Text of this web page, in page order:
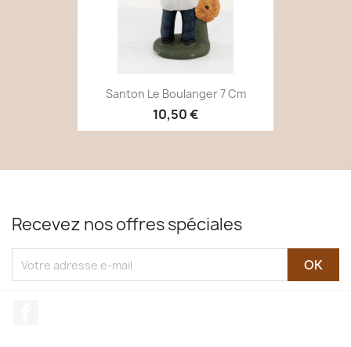
Santon Le Boulanger 7 Cm
10,50 €
Recevez nos offres spéciales